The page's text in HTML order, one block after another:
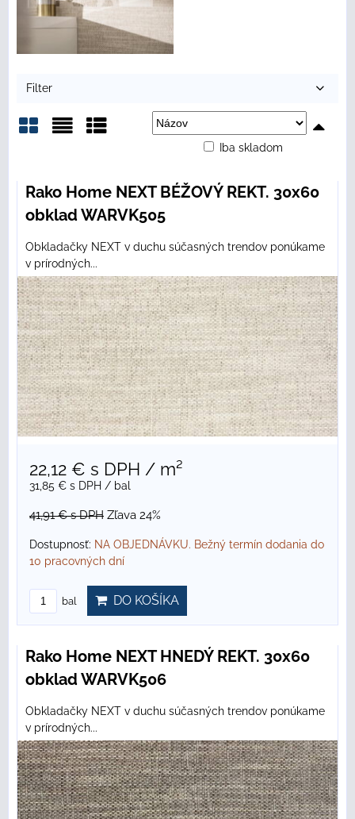
Filter
Iba skladom
Rako Home NEXT BÉŽOVÝ REKT. 30x60
obklad WARVK505
Obkladačky NEXT v duchu súčasných trendov ponúkame
v prírodných...
22,12 € s DPH / m²
31,85 € s DPH / bal
41,91 €s DPH Zľava 24%
Dostupnosť: NA OBJEDNÁVKU. Bežný termín dodania do
10 pracovných dní
bal DO KOŠÍKA
Rako Home NEXT HNEDÝ REKT. 30x60
obklad WARVK506
Obkladačky NEXT v duchu súčasných trendov ponúkame
v prírodných...